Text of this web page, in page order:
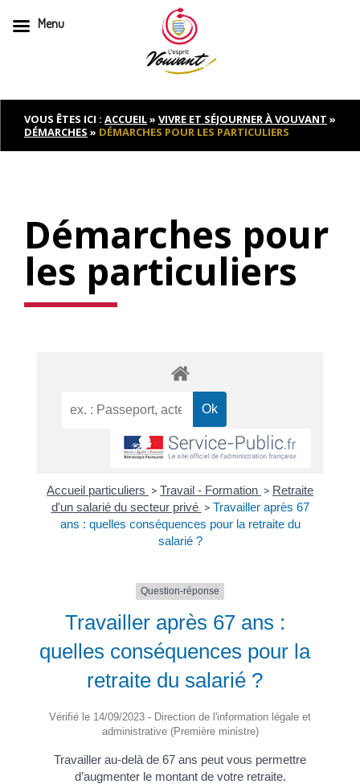
to
contentVOUS ÊTES ICI : ACCUEIL» VIVRE ET SÉJOURNER À VOUVANT »
DÉMARCHES » DÉMARCHES POUR LES PARTICULIERS
Démarches pour
les particuliers
Accueil particuliers > Travail - Formation > Retraite
d'un salarié du secteur privé > Travailler après 67
ans : quelles conséquences pour la retraite du
salarié ?
Question-réponse
Travailler après 67 ans :
quelles conséquences pour la
retraite du salarié ?
Vérifié le 14/09/2023 - Direction de l'information légale et
administrative (Première ministre)
Travailler au-delà de 67 ans peut vous permettre
d’augmenter le montant de votre retraite.
Menu